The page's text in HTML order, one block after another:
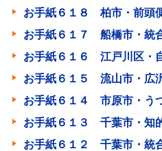
お手紙６１８ 柏市・前頭
お手紙６１７ 船橋市・統
お手紙６１６ 江戸川区・
お手紙６１５ 流山市・広
お手紙６１４ 市原市・う
お手紙６１３ 千葉市・知
お手紙６１２ 千葉市・統